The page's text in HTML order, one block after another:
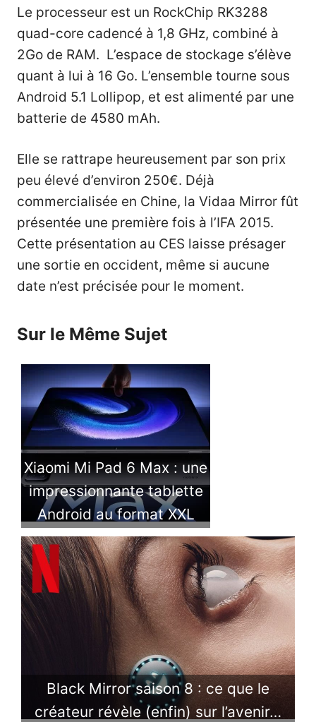
Le processeur est un RockChip RK3288
quad-core cadencé à 1,8 GHz, combiné à
2Go de RAM. L’espace de stockage s’élève
quant à lui à 16 Go. L’ensemble tourne sous
Android 5.1 Lollipop, et est alimenté par une
batterie de 4580 mAh.
Elle se rattrape heureusement par son prix
peu élevé d’environ 250€. Déjà
commercialisée en Chine, la Vidaa Mirror fût
présentée une première fois à l’IFA 2015.
Cette présentation au CES laisse présager
une sortie en occident, même si aucune
date n’est précisée pour le moment.
Sur le Même Sujet
Xiaomi Mi Pad 6 Max : une
impressionnante tablette
Android au format XXL
Black Mirror saison 8 : ce que le
créateur révèle (enfin) sur l’avenir…